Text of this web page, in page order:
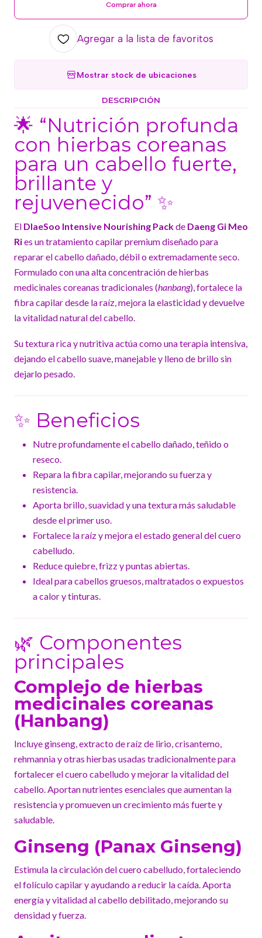
Comprar ahora
Agregar a la lista de favoritos
Mostrar stock de ubicaciones
DESCRIPCIÓN
🌟 “Nutrición profunda
con hierbas coreanas
para un cabello fuerte,
brillante y
rejuvenecido” ✨
El DlaeSoo Intensive Nourishing Packde Daeng Gi Meo
Ries un tratamiento capilar premium diseñado para
reparar el cabello dañado, débil o extremadamente seco.
Formulado con una alta concentración de hierbas
medicinales coreanas tradicionales (hanbang), fortalece la
fibra capilar desde la raíz, mejora la elasticidad y devuelve
la vitalidad natural del cabello.
Su textura rica y nutritiva actúa como una terapia intensiva,
dejando el cabello suave, manejable y lleno de brillo sin
dejarlo pesado.
✨ Beneficios
Nutre profundamente el cabello dañado, teñido o
reseco.
Repara la fibra capilar, mejorando su fuerza y
resistencia.
Aporta brillo, suavidad y una textura más saludable
desde el primer uso.
Fortalece la raíz y mejora el estado general del cuero
cabelludo.
Reduce quiebre, frizz y puntas abiertas.
Ideal para cabellos gruesos, maltratados o expuestos
a calor y tinturas.
🌿 Componentes
principales
Complejo de hierbas
medicinales coreanas
(Hanbang)
Incluye ginseng, extracto de raíz de lirio, crisantemo,
rehmannia y otras hierbas usadas tradicionalmente para
fortalecer el cuero cabelludo y mejorar la vitalidad del
cabello. Aportan nutrientes esenciales que aumentan la
resistencia y promueven un crecimiento más fuerte y
saludable.
Ginseng (Panax Ginseng)
Estimula la circulación del cuero cabelludo, fortaleciendo
el folículo capilar y ayudando a reducir la caída. Aporta
energía y vitalidad al cabello debilitado, mejorando su
densidad y fuerza.